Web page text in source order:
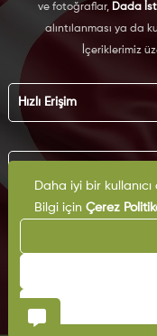
ve fotoğraflar, Dada
alıntılanması ya da
İçeriklerimiz
Hızlı Erişim
Daha iyi bir
Bilgi için Çerez